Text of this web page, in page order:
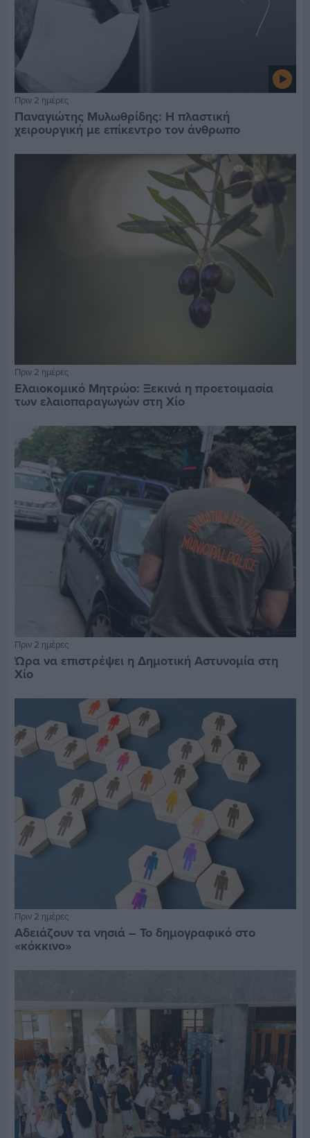
Πριν 2 ημέρες
Παναγιώτης Μυλωθρίδης: Η πλαστική
χειρουργική με επίκεντρο τον άνθρωπο
Πριν 2 ημέρες
Ελαιοκομικό Μητρώο: Ξεκινά η προετοιμασία
των ελαιοπαραγωγών στη Χίο
Πριν 2 ημέρες
Ώρα να επιστρέψει η Δημοτική Αστυνομία στη
Χίο
Πριν 2 ημέρες
Αδειάζουν τα νησιά – Το δημογραφικό στο
«κόκκινο»